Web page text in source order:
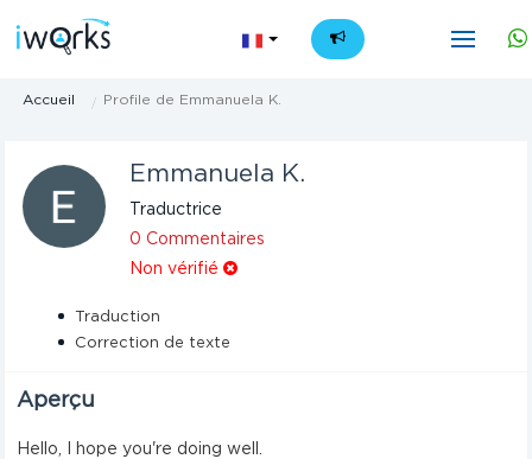
FR
Accueil Profile de Emmanuela K.
Emmanuela K.
Traductrice
0 Commentaires
Non vérifié
Traduction
Correction de texte
Aperçu
Hello, I hope you're doing well.